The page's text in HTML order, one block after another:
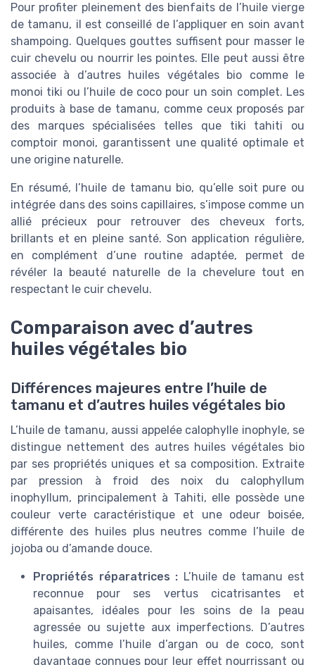
Pour profiter pleinement des bienfaits de l’huile vierge
de tamanu, il est conseillé de l’appliquer en soin avant
shampoing. Quelques gouttes suffisent pour masser le
cuir chevelu ou nourrir les pointes. Elle peut aussi être
associée à d’autres huiles végétales bio comme le
monoi tiki ou l’huile de coco pour un soin complet. Les
produits à base de tamanu, comme ceux proposés par
des marques spécialisées telles que tiki tahiti ou
comptoir monoi, garantissent une qualité optimale et
une origine naturelle.
En résumé, l’huile de tamanu bio, qu’elle soit pure ou
intégrée dans des soins capillaires, s’impose comme un
allié précieux pour retrouver des cheveux forts,
brillants et en pleine santé. Son application régulière,
en complément d’une routine adaptée, permet de
révéler la beauté naturelle de la chevelure tout en
respectant le cuir chevelu.
Comparaison avec d’autres
huiles végétales bio
Différences majeures entre l’huile de
tamanu et d’autres huiles végétales bio
L’huile de tamanu, aussi appelée calophylle inophyle, se
distingue nettement des autres huiles végétales bio
par ses propriétés uniques et sa composition. Extraite
par pression à froid des noix du calophyllum
inophyllum, principalement à Tahiti, elle possède une
couleur verte caractéristique et une odeur boisée,
différente des huiles plus neutres comme l’huile de
jojoba ou d’amande douce.
Propriétés réparatrices : L’huile de tamanu est
reconnue pour ses vertus cicatrisantes et
apaisantes, idéales pour les soins de la peau
agressée ou sujette aux imperfections. D’autres
huiles, comme l’huile d’argan ou de coco, sont
davantage connues pour leur effet nourrissant ou